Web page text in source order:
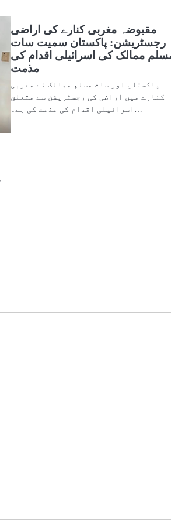
مقبوضہ مغربی کنارے کی اراضی
رجسٹریشن: پاکستان سمیت سات
ممالک کی اسرائیلی اقدام کی
مذمت
پاکستان اور سات مسلم ممالک نے مغربی
کنارے میں اراضی کی رجسٹریشن سے متعلق